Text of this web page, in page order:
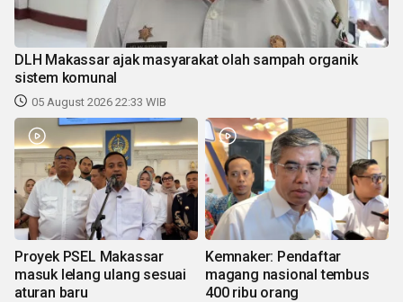
DLH Makassar ajak masyarakat olah sampah organik
sistem komunal
05 August 2026 22:33 WIB
Proyek PSEL Makassar
masuk lelang ulang sesuai
aturan baru
Kemnaker: Pendaftar
magang nasional tembus
400 ribu orang